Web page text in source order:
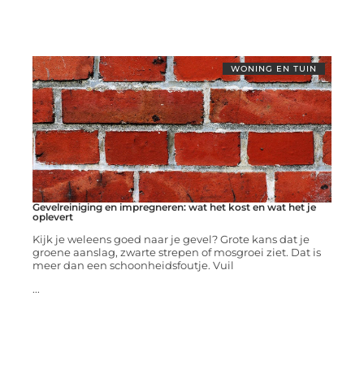
WONING EN TUIN
Gevelreiniging en impregneren: wat het kost en wat het je
oplevert
Kijk je weleens goed naar je gevel? Grote kans dat je
groene aanslag, zwarte strepen of mosgroei ziet. Dat is
meer dan een schoonheidsfoutje. Vuil
...